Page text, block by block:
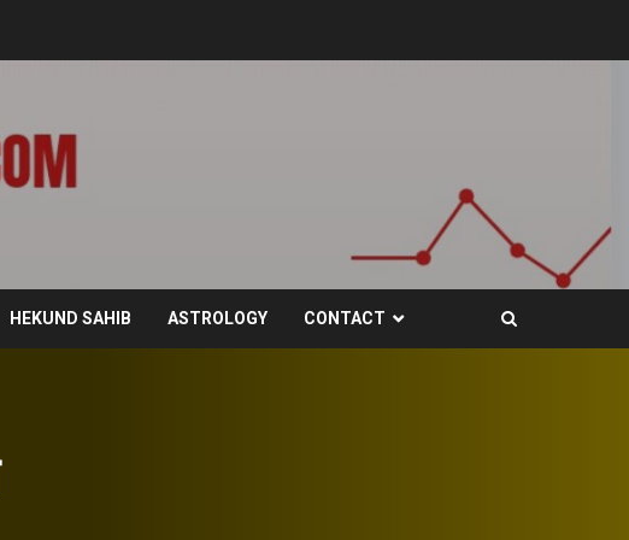
HEKUND SAHIB ASTROLOGY CONTACT